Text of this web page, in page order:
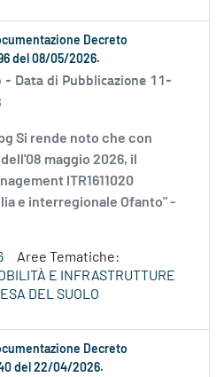
Decreto
del 08/05/2026.
- Data di Pubblicazione 11-
Si rende noto che con
dell'08 maggio 2026, il
ITR1611020
e interregionale Ofanto" -
Aree Tematiche:
E INFRASTRUTTURE
DEL SUOLO
Decreto
del 22/04/2026.